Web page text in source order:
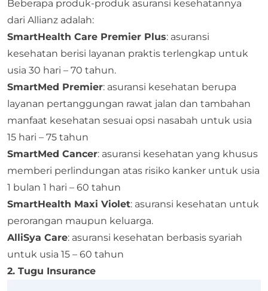
Beberapa produk-produk asuransi kesehatannya
dari Allianz adalah:
SmartHealth Care Premier Plus: asuransi
kesehatan berisi layanan praktis terlengkap untuk
usia 30 hari – 70 tahun.
SmartMed Premier: asuransi kesehatan berupa
layanan pertanggungan rawat jalan dan tambahan
manfaat kesehatan sesuai opsi nasabah untuk usia
15 hari – 75 tahun
SmartMed Cancer: asuransi kesehatan yang khusus
memberi perlindungan atas risiko kanker untuk usia
1 bulan 1 hari – 60 tahun
SmartHealth Maxi Violet: asuransi kesehatan untuk
perorangan maupun keluarga.
AlliSya Care: asuransi kesehatan berbasis syariah
untuk usia 15 – 60 tahun
2. Tugu Insurance